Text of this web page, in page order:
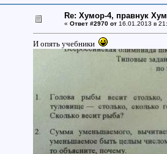
Re: Хумор-4, правнук
« Ответ #2970 от16.01.2013 в
И опять учебники